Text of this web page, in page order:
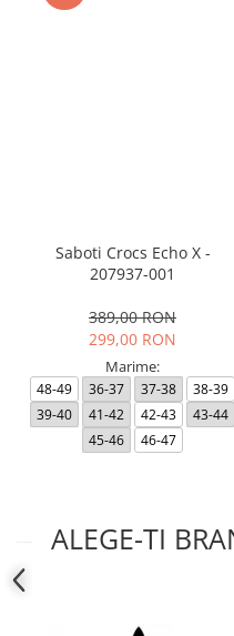
Saboti Crocs Echo X -
207937-001
389,00 RON
299,00 RON
Marime:
48-49 36-37 37-38
38-39
39-40
41-42 42-43
43-44
45-46
46-47
ALEGE-TI